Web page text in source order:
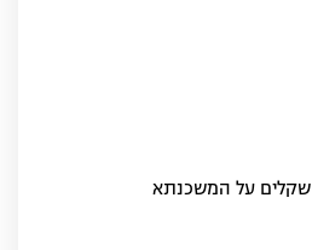
השפעת סגירת 100,000 שקלים על המשכנתא